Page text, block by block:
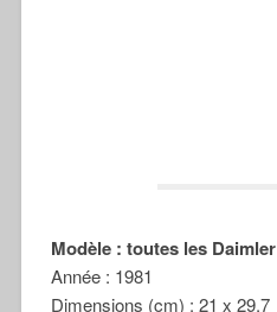
Modèle : toutes les Daimler
Année : 1981
Dimensions (cm) : 21 x 29,7